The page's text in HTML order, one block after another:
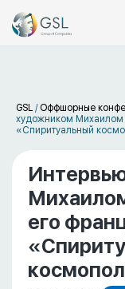
GSL / Оффшорные
художником
«Спиритуальный
его